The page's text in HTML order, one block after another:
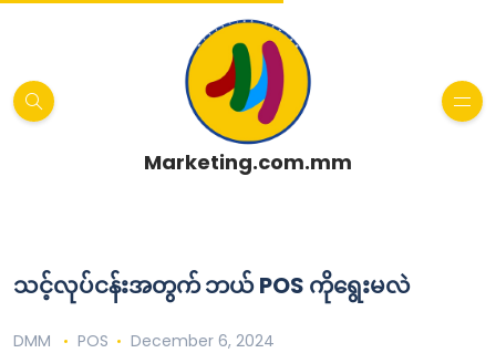
Marketing.com.mm
သင့်လုပ်ငန်းအတွက် ဘယ် POS ကိုရွေးမလဲ
DMM POS December 6, 2024